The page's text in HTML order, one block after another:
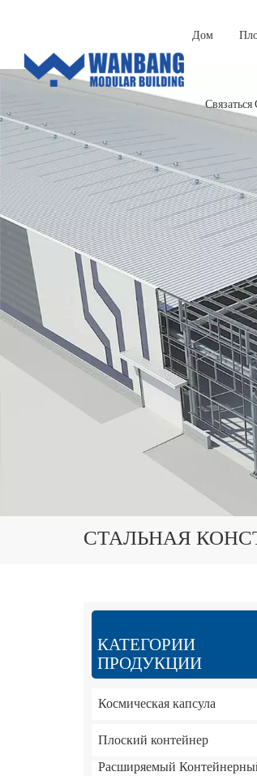
Дом
СТАЛЬНАЯ
КАТЕГОРИИ
ПРОДУКЦИИ
Космическая капсула
Плоский контейнер
Расширяемый